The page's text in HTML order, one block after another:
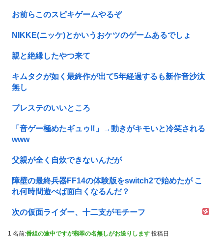
お前らこのスピキゲームやるぞ
NIKKE(ニッケ)とかいうおケツのゲームあるでしょ
親と絶縁したやつ来て
キムタクが如く最終作が出て5年経過するも新作音沙汰
無し
プレステのいいところ
「音ゲー極めたギュゥ‼️」→動きがキモいと冷笑される
www
父親が全く自炊できないんだが
障壁の最終兵器FF14の体験版をswitch2で始めたが こ
れ何時間遊べば面白くなるんだ？
次の仮面ライダー、十二支がモチーフ
1 名前:番組の途中ですが翡翠の名無しがお送りします 投稿日